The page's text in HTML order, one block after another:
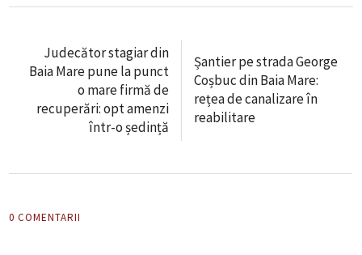
Judecător stagiar din
Baia Mare pune la punct
o mare firmă de
recuperări: opt amenzi
într-o ședință
Șantier pe strada George
Coșbuc din Baia Mare:
rețea de canalizare în
reabilitare
0 COMENTARII